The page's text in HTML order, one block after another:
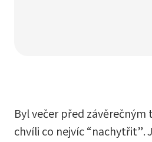
Byl večer před
chvíli co nejvíc “nachytřit”.